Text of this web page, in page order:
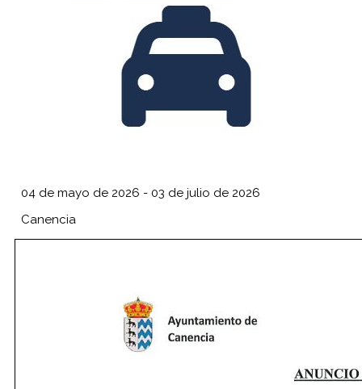
04 de mayo de 2026 - 03 de julio de 2026
Canencia